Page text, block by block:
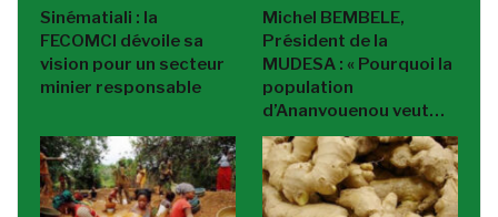
Sinématiali : la
FECOMCI dévoile sa
vision pour un secteur
minier responsable
Michel BEMBELE,
Président de la
MUDESA : « Pourquoi la
population
d’Ananvouenou veut…